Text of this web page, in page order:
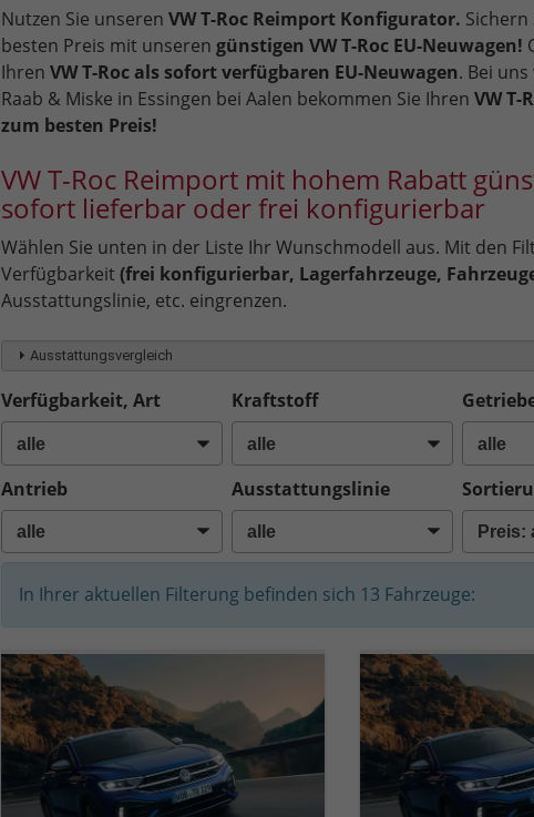
Nutzen Sie unseren VW T-Roc Reimport Konfigurator. Sichern
besten Preis mit unseren günstigen VW T-Roc EU-Neuwagen!
Ihren VW T-Roc als sofort verfügbaren EU-Neuwagen. Bei
Raab & Miske in Essingen bei Aalen bekommen Sie Ihren VW T-
zum besten Preis!
VW T-Roc Reimport mit hohem Rabatt
sofort lieferbar oder frei konfigurierbar
Wählen Sie unten in der Liste Ihr Wunschmodell aus. Mit den
Verfügbarkeit (frei konfigurierbar, Lagerfahrzeuge,
Ausstattungslinie, etc. eingrenzen.
Ausstattungsvergleich
Verfügbarkeit, Art Kraftstoff
Antrieb Ausstattungslinie
In Ihrer aktuellen Filterung befinden sich 13 Fahrzeuge: